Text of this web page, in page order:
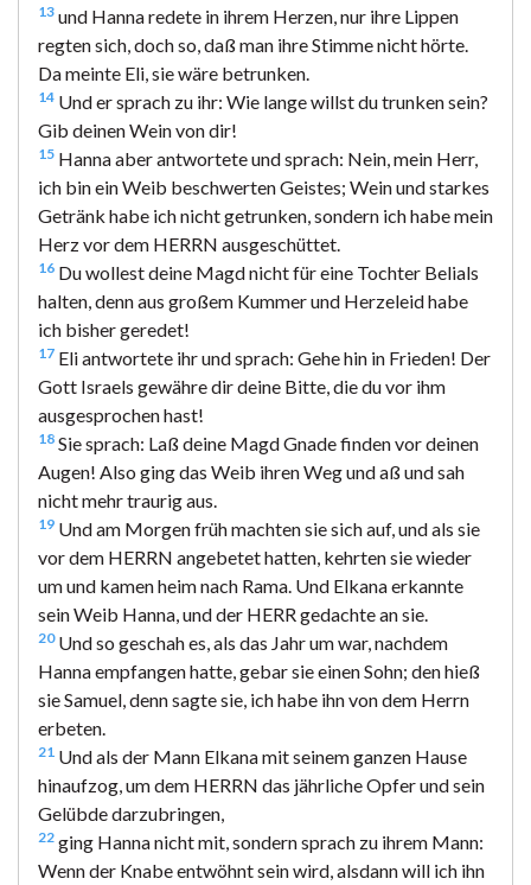
13 und Hanna redete in ihrem Herzen, nur ihre Lippen
regten sich, doch so, daß man ihre Stimme nicht hörte.
Da meinte Eli, sie wäre betrunken.
14 Und er sprach zu ihr: Wie lange willst du trunken sein?
Gib deinen Wein von dir!
15 Hanna aber antwortete und sprach: Nein, mein Herr,
ich bin ein Weib beschwerten Geistes; Wein und starkes
Getränk habe ich nicht getrunken, sondern ich habe mein
Herz vor dem HERRN ausgeschüttet.
16 Du wollest deine Magd nicht für eine Tochter Belials
halten, denn aus großem Kummer und Herzeleid habe
ich bisher geredet!
17 Eli antwortete ihr und sprach: Gehe hin in Frieden! Der
Gott Israels gewähre dir deine Bitte, die du vor ihm
ausgesprochen hast!
18 Sie sprach: Laß deine Magd Gnade finden vor deinen
Augen! Also ging das Weib ihren Weg und aß und sah
nicht mehr traurig aus.
19 Und am Morgen früh machten sie sich auf, und als sie
vor dem HERRN angebetet hatten, kehrten sie wieder
um und kamen heim nach Rama. Und Elkana erkannte
sein Weib Hanna, und der HERR gedachte an sie.
20Und so geschah es, als das Jahr um war, nachdem
Hanna empfangen hatte, gebar sie einen Sohn; den hieß
sie Samuel, denn sagte sie, ich habe ihn von dem Herrn
erbeten.
21 Und als der Mann Elkana mit seinem ganzen Hause
hinaufzog, um dem HERRN das jährliche Opfer und sein
Gelübde darzubringen,
22 ging Hanna nicht mit, sondern sprach zu ihrem Mann:
Wenn der Knabe entwöhnt sein wird, alsdann will ich ihn